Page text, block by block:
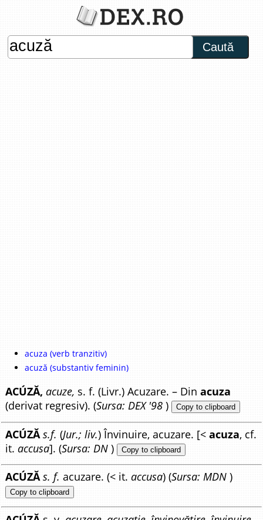
Caută
acuza (verb tranzitiv)
acuză (substantiv feminin)
ACÚZĂ, acuze, s. f. (Livr.) Acuzare. – Dinacuza
(derivat regresiv). (Sursa: DEX '98 ) Copy to clipboard
ACÚZĂ s.f. (Jur.; liv.) Învinuire, acuzare. [<acuza, cf.
it.accusa]. (Sursa: DN ) Copy to clipboard
ACÚZĂ s. f. acuzare. (< it.accusa) (Sursa: MDN )
Copy to clipboard